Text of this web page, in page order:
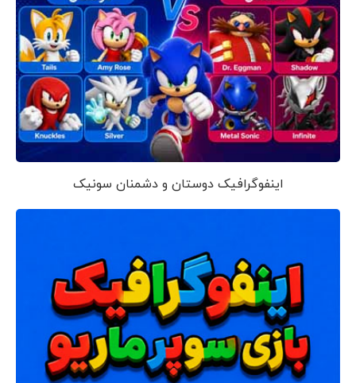
اینفوگرافیک دوستان و دشمنان سونیک